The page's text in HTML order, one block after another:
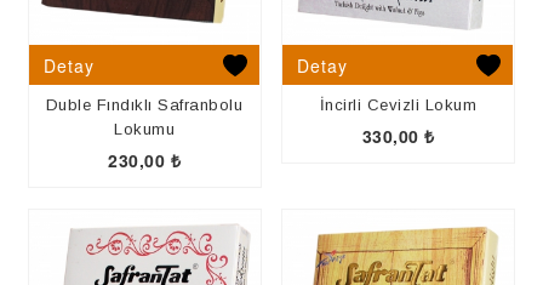
Detay
Duble Fındıklı Safranbolu
Lokumu
230,00 ₺
Detay
İncirli Cevizli Lokum
330,00 ₺